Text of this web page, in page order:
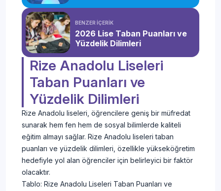
BENZER İÇERİK
2026 Lise Taban Puanları ve
Yüzdelik Dilimleri
Rize Anadolu Liseleri
Taban Puanları ve
Yüzdelik Dilimleri
Rize Anadolu liseleri, öğrencilere geniş bir müfredat
sunarak hem fen hem de sosyal bilimlerde kaliteli
eğitim almayı sağlar. Rize Anadolu liseleri taban
puanları ve yüzdelik dilimleri, özellikle yükseköğretim
hedefiyle yol alan öğrenciler için belirleyici bir faktör
olacaktır.
Tablo: Rize Anadolu Liseleri Taban Puanları ve